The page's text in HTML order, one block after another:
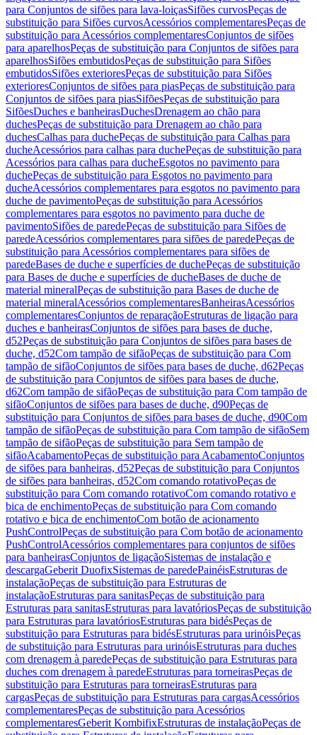
para Conjuntos de sifões para lava-loiçasSifões curvosPeças de
substituição para Sifões curvosAcessórios complementaresPeças de
substituição para Acessórios complementaresConjuntos de sifões
para aparelhosPeças de substituição para Conjuntos de sifões para
aparelhosSifões embutidosPeças de substituição para Sifões
embutidosSifões exterioresPeças de substituição para Sifões
exterioresConjuntos de sifões para piasPeças de substituição para
Conjuntos de sifões para piasSifõesPeças de substituição para
SifõesDuches e banheirasDuchesDrenagem ao chão para
duchesPeças de substituição para Drenagem ao chão para
duchesCalhas para duchePeças de substituição para Calhas para
ducheAcessórios para calhas para duchePeças de substituição para
Acessórios para calhas para ducheEsgotos no pavimento para
duchePeças de substituição para Esgotos no pavimento para
ducheAcessórios complementares para esgotos no pavimento para
duche de pavimentoPeças de substituição para Acessórios
complementares para esgotos no pavimento para duche de
pavimentoSifões de paredePeças de substituição para Sifões de
paredeAcessórios complementares para sifões de paredePeças de
substituição para Acessórios complementares para sifões de
paredeBases de duche e superfícies de duchePeças de substituição
para Bases de duche e superfícies de ducheBases de duche de
material mineralPeças de substituição para Bases de duche de
material mineralAcessórios complementaresBanheirasAcessórios
complementaresConjuntos de reparaçãoEstruturas de ligação para
duches e banheirasConjuntos de sifões para bases de duche,
d52Peças de substituição para Conjuntos de sifões para bases de
duche, d52Com tampão de sifãoPeças de substituição para Com
tampão de sifãoConjuntos de sifões para bases de duche, d62Peças
de substituição para Conjuntos de sifões para bases de duche,
d62Com tampão de sifãoPeças de substituição para Com tampão de
sifãoConjuntos de sifões para bases de duche, d90Peças de
substituição para Conjuntos de sifões para bases de duche, d90Com
tampão de sifãoPeças de substituição para Com tampão de sifãoSem
tampão de sifãoPeças de substituição para Sem tampão de
sifãoAcabamentoPeças de substituição para AcabamentoConjuntos
de sifões para banheiras, d52Peças de substituição para Conjuntos
de sifões para banheiras, d52Com comando rotativoPeças de
substituição para Com comando rotativoCom comando rotativo e
bica de enchimentoPeças de substituição para Com comando
rotativo e bica de enchimentoCom botão de acionamento
PushControlPeças de substituição para Com botão de acionamento
PushControlAcessórios complementares para conjuntos de sifões
para banheirasConjuntos de ligaçãoSistemas de instalação e
descargaGeberit DuofixSistemas de paredePainéisEstruturas de
instalaçãoPeças de substituição para Estruturas de
instalaçãoEstruturas para sanitasPeças de substituição para
Estruturas para sanitasEstruturas para lavatóriosPeças de substituição
para Estruturas para lavatóriosEstruturas para bidésPeças de
substituição para Estruturas para bidésEstruturas para urinóisPeças
de substituição para Estruturas para urinóisEstruturas para duches
com drenagem à paredePeças de substituição para Estruturas para
duches com drenagem à paredeEstruturas para torneirasPeças de
substituição para Estruturas para torneirasEstruturas para
cargasPeças de substituição para Estruturas para cargasAcessórios
complementaresPeças de substituição para Acessórios
complementaresGeberit KombifixEstruturas de instalaçãoPeças de